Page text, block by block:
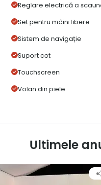
Reglare electrică a
Set pentru mâini libere
Sistem de navigație
Suport cot
Touchscreen
Volan din piele
Ultimele